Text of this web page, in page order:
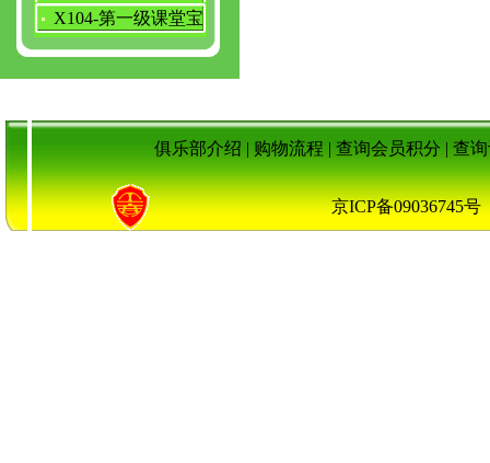
X104-第一级课堂宝
俱乐部介绍 | 购物流程 | 查询会员积分 | 查
京ICP备